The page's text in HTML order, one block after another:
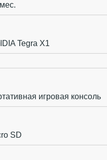
Tegra X1
игровая консоль
SD